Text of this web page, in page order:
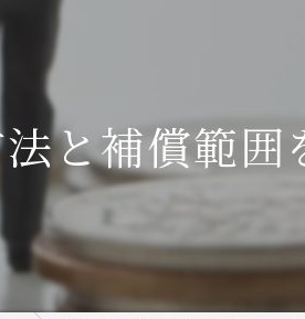
債務整理
相続
と補償範囲